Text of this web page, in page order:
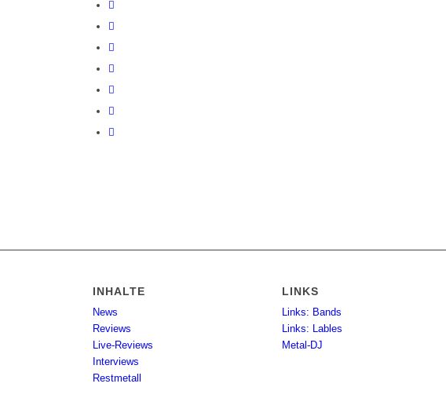
INHALTE
News
Reviews
Live-Reviews
Interviews
Restmetall
LINKS
Links: Bands
Links: Lables
Metal-DJ